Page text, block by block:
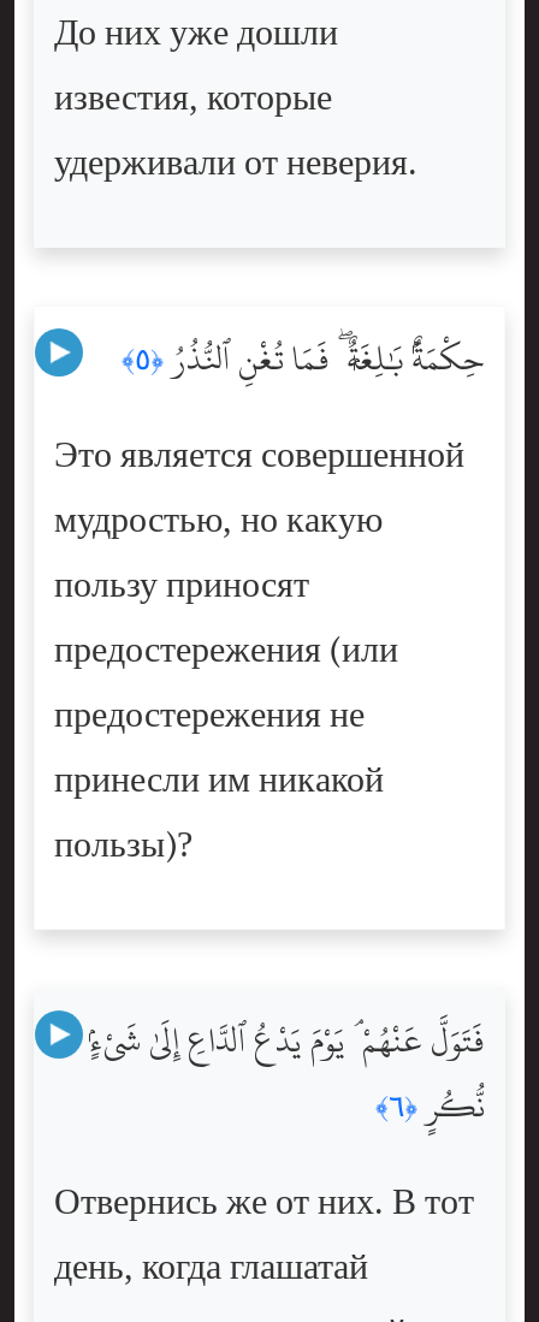
До них уже дошли
известия, которые
удерживали от неверия.
حِكْمَةٌۢ بَٰلِغَةٌۭ ۖ فَمَا تُغْنِ ٱلنُّذُرُ ﴿٥﴾
Это является совершенной
мудростью, но какую
пользу приносят
предостережения (или
предостережения не
принесли им никакой
пользы)?
فَتَوَلَّ عَنْهُمْ ۘ يَوْمَ يَدْعُ ٱلدَّاعِ إِلَىٰ شَىْءٍۢ
نُّكُرٍ﴿٦﴾
Отвернись же от них. В тот
день, когда глашатай